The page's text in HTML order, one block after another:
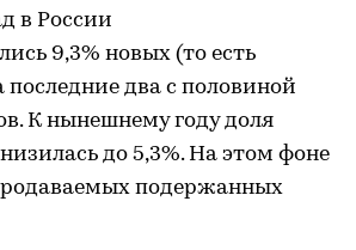
в России
9,3% новых (то есть
два с половиной
К нынешнему году доля
до 5,3%. На этом фоне
подержанных